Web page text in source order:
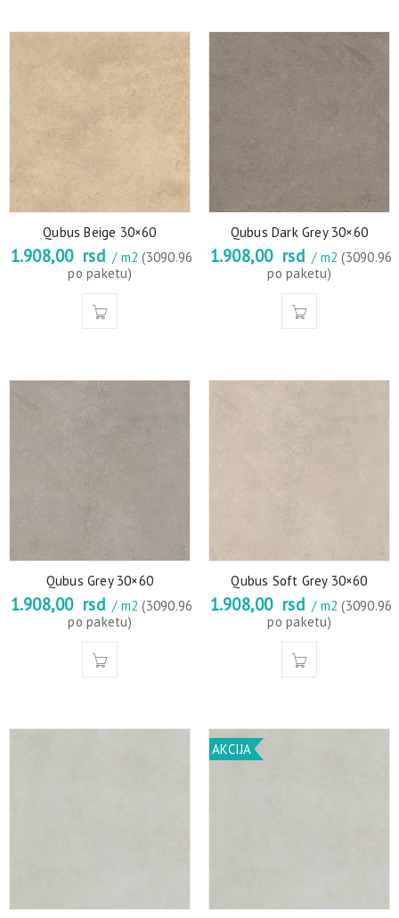
Qubus Beige 30×60
1.908,00 rsd / m2(3090.96
po paketu)
Qubus Dark Grey 30×60
1.908,00 rsd / m2(3090.96
po paketu)
Qubus Grey 30×60
1.908,00 rsd / m2(3090.96
po paketu)
Qubus Soft Grey 30×60
1.908,00 rsd / m2(3090.96
po paketu)
AKCIJA